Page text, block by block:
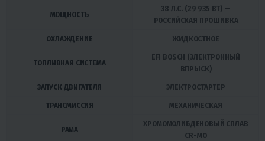
МОЩНОСТЬ
38 Л.С. (29 935 ВТ) —
РОССИЙСКАЯ ПРОШИВКА
ОХЛАЖДЕНИЕ ЖИДКОСТНОЕ
ТОПЛИВНАЯ СИСТЕМА
EFI BOSCH (ЭЛЕКТРОННЫЙ
ВПРЫСК)
ЗАПУСК ДВИГАТЕЛЯ ЭЛЕКТРОСТАРТЕР
ТРАНСМИССИЯ МЕХАНИЧЕСКАЯ
РАМА
ХРОМОМОЛИБДЕНОВЫЙ СПЛАВ
CR-MO